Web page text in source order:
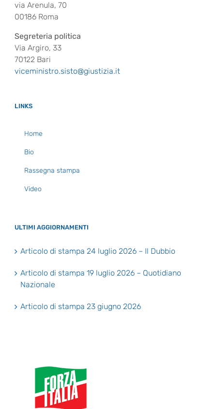
via Arenula, 70
00186 Roma
Segreteria politica
Via Argiro, 33
70122 Bari
viceministro.sisto@giustizia.it
LINKS
Home
Bio
Rassegna stampa
Video
ULTIMI AGGIORNAMENTI
Articolo di stampa 24 luglio 2026 – Il Dubbio
Articolo di stampa 19 luglio 2026 – Quotidiano
Nazionale
Articolo di stampa 23 giugno 2026